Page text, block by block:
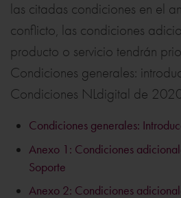
las citadas condiciones en el
conflicto, las condiciones
producto o servicio tendrán
Condiciones generales:
Condiciones NLdigital de
Condiciones generales:
Anexo 1: Condiciones
Soporte
Anexo 2: Condiciones